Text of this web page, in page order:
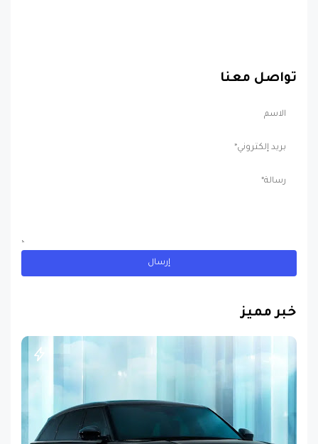
تواصل معنا
خبر مميز